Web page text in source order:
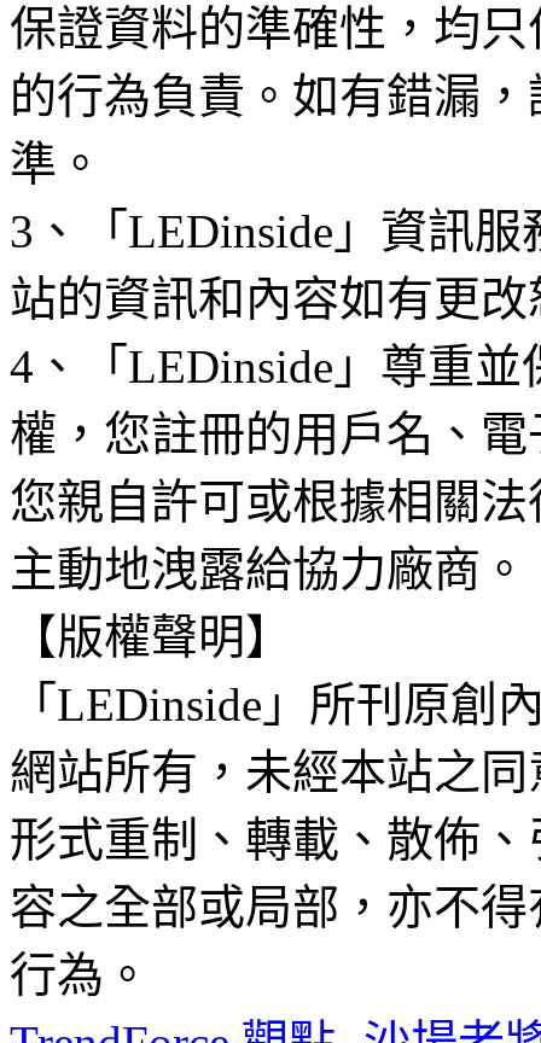
保證資料的準確性，均
的行為負責。如有錯漏
準。
3、「LEDinside」資訊
站的資訊和內容如有更
4、「LEDinside」尊重
權，您註冊的用戶名、
您親自許可或根據相關
主動地洩露給協力廠商。
【版權聲明】
「LEDinside」所刊原創
網站所有，未經本站之
形式重制、轉載、散佈
容之全部或局部，亦不
行為。